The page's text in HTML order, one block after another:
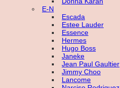
E-N
Escada
Estee Lauder
Essence
Hermes
Hugo Boss
Janeke
Jean Paul Gaultier
Jimmy Choo
Lancome